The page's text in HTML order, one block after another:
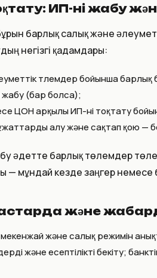
ИП-ні жабу
барлық салық және
негізгі қадамдары:
төлемдер бойынша барлық
жабу (бар болса);
ЦОН арқылы ИП-ні тоқтату
алу және сақтап қою —
әдетте барлық төлемдер
— мұндай кезде заңгер немесе
және
және салық режимін
және есептілікті бекіту;